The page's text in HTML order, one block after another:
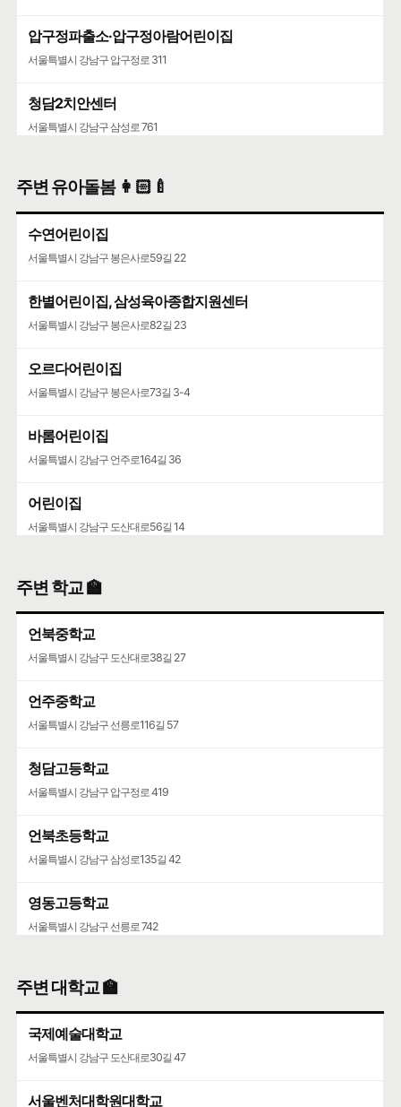
압구정파출소·압구정아람어린이집
서울특별시 강남구 압구정로 311
청담2치안센터
서울특별시 강남구 삼성로 761
주변 유아돌봄 👩🏻‍🍼
수연어린이집
서울특별시 강남구 봉은사로59길 22
한별어린이집, 삼성육아종합지원센터
서울특별시 강남구 봉은사로82길 23
오르다어린이집
서울특별시 강남구 봉은사로73길 3-4
바롬어린이집
서울특별시 강남구 언주로164길 36
어린이집
서울특별시 강남구 도산대로56길 14
주변 학교 🏫
언북중학교
서울특별시 강남구 도산대로38길 27
언주중학교
서울특별시 강남구 선릉로116길 57
청담고등학교
서울특별시 강남구 압구정로 419
언북초등학교
서울특별시 강남구 삼성로135길 42
영동고등학교
서울특별시 강남구 선릉로 742
서울특별시 강남구 압구정로61길 36
주변 대학교 🏫
국제예술대학교
서울특별시 강남구 도산대로30길 47
서울벤처대학원대학교